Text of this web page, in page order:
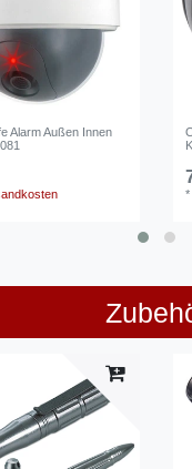
Alarm Außen Innen